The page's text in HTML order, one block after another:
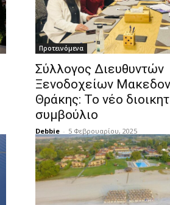
Προτεινόμενα
Σύλλογος Διευθυντών
Ξενοδοχείων
Θράκης: Το νέο
συμβούλιο
Debbie - 5 Φεβρουαρίου, 2025